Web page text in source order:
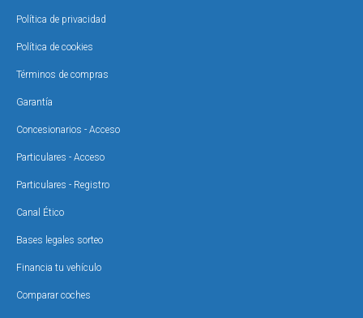
Política de privacidad
Política de cookies
Términos de compras
Garantía
Concesionarios - Acceso
Particulares - Acceso
Particulares - Registro
Canal Ético
Bases legales sorteo
Financia tu vehículo
Comparar coches